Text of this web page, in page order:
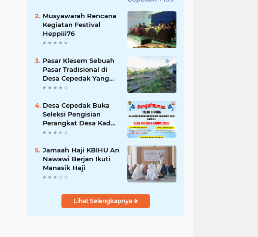
Musyawarah Rencana
Kegiatan Festival
Heppiii76
Pasar Klesem Sebuah
Pasar Tradisional di
Desa Cepedak Yang
Legendaris
Desa Cepedak Buka
Seleksi Pengisian
Perangkat Desa Kadus
4 Tahun 2026
Jamaah Haji KBIHU An
Nawawi Berjan Ikuti
Manasik Haji
Lihat Selengkapnya